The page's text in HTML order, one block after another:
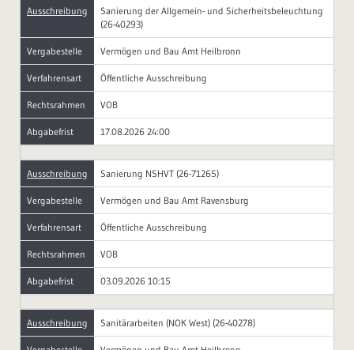
Ausschreibung
Sanierung der Allgemein- und Sicherheitsbeleuchtung
(26-40293)
Vergabestelle Vermögen und Bau Amt Heilbronn
Verfahrensart Öffentliche Ausschreibung
Rechtsrahmen VOB
Abgabefrist 17.08.2026 24:00
Ausschreibung Sanierung NSHVT (26-71265)
Vergabestelle Vermögen und Bau Amt Ravensburg
Verfahrensart Öffentliche Ausschreibung
Rechtsrahmen VOB
Abgabefrist 03.09.2026 10:15
Ausschreibung Sanitärarbeiten (NOK West) (26-40278)